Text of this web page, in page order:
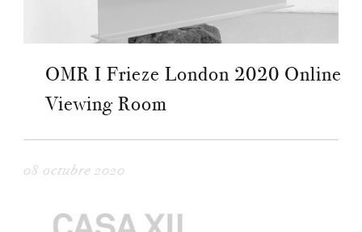
OMR I Frieze London 2020 Online
Viewing Room
08 octubre 2020